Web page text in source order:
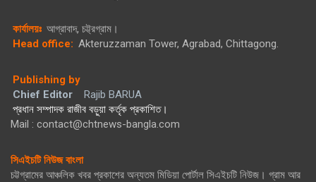
কার্যালয়ঃ আগ্রাবাদ, চট্ট্রগ্রাম।
Head office: Akteruzzaman Tower, Agrabad, Chittagong.
Publishing by
Chief Editor
Rajib BARUA
প্রধান সম্পাদক রাজীব বড়ুয়া কর্তৃক প্রকাশিত।
Mail : contact@chtnews-bangla.com
সিএইচটি নিউজ বাংলা
চট্টগ্রামের আঞ্চলিক খবর প্রকাশের অন্যতম মিডিয়া পোর্টাল সিএইচটি নিউজ। গ্রাম আর